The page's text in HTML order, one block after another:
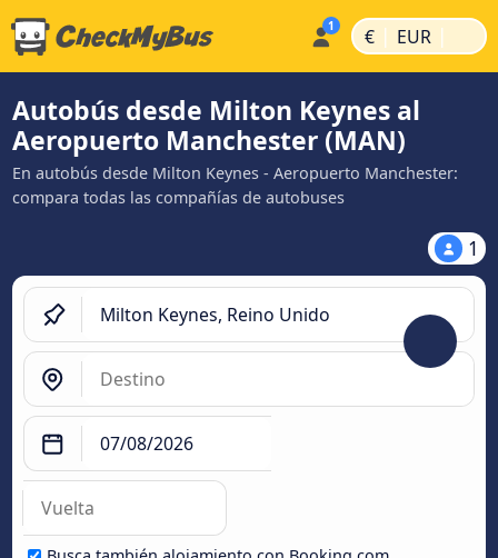
€ | EUR |
Autobús desde Milton Keynes al
Aeropuerto Manchester (MAN)
En autobús desde Milton Keynes - Aeropuerto Manchester:
compara todas las compañías de autobuses
1